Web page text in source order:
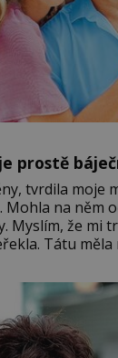
prostě
tvrdila moje
na něm
Myslím, že mi
Tátu měla
Tehdy byla